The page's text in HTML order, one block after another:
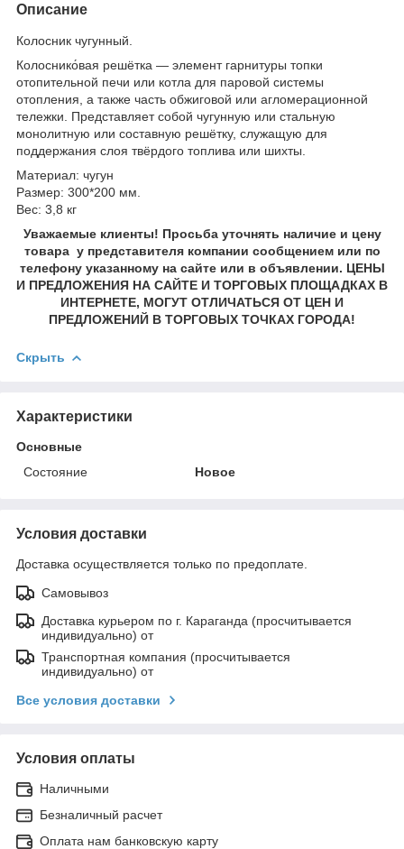
Описание
Колосник чугунный.
Колоснико́вая решётка — элемент гарнитуры топки
отопительной печи или котла для паровой системы
отопления, а также часть обжиговой или агломерационной
тележки. Представляет собой чугунную или стальную
монолитную или составную решётку, служащую для
поддержания слоя твёрдого топлива или шихты.
Материал: чугун
Размер: 300*200 мм.
Вес: 3,8 кг
Уважаемые клиенты! Просьба уточнять наличие и цену
товара у представителя компании сообщением или по
телефону указанному на сайте или в объявлении. ЦЕНЫ
И ПРЕДЛОЖЕНИЯ НА САЙТЕ И ТОРГОВЫХ ПЛОЩАДКАХ В
ИНТЕРНЕТЕ, МОГУТ ОТЛИЧАТЬСЯ ОТ ЦЕН И
ПРЕДЛОЖЕНИЙ В ТОРГОВЫХ ТОЧКАХ ГОРОДА!
Скрыть
Характеристики
Основные
Состояние
Новое
Условия доставки
Доставка осуществляется только по предоплате.
Самовывоз
Доставка курьером по г. Караганда (просчитывается
индивидуально) от
Транспортная компания (просчитывается
индивидуально) от
Все условия доставки
Условия оплаты
Наличными
Безналичный расчет
Оплата нам банковскую карту